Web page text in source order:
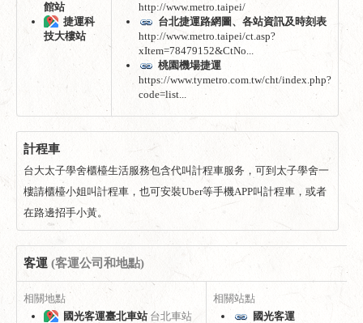
館站
捷運科
技大樓站
http://www.metro.taipei/
台北捷運路網圖、各站資訊及時刻表
http://www.metro.taipei/ct.asp?
xItem=78479152&CtNo...
桃園機場捷運
https://www.tymetro.com.tw/cht/index.php?
code=list...
計程車
台大太子學舍櫃檯生活服務包含代叫計程車服务，可到太子學舍一
樓請櫃檯小姐叫計程車，也可安裝Uber等手機APP叫計程車，或者
在路邊招手小黃。
客運 (客運公司和地點)
相關地點
國光客運臺北車站 台北車站
相關站點
國光客運